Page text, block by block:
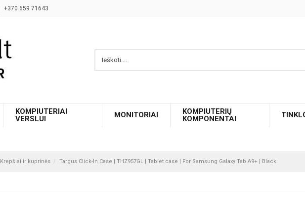
+370 659 71643
KOMPIUTERIAI
VERSLUI
MONITORIAI
KOMPIUTERIŲ
KOMPONENTAI
Krepšiai ir kuprinės Targus Click-In Case | THZ957GL | Tablet case | For Samsung Galaxy Tab A9+ | Black